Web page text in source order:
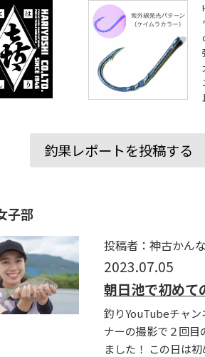
釣果レポートを投稿する
子部
投稿者：神古かんな
2023.07.05
朝日池で初めて
釣りYouTubeチャン
ナーの撮影で２回目
ました！ この日は初